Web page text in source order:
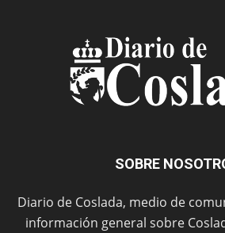
SOBRE
Diario de Coslada, medio de
información general sobre